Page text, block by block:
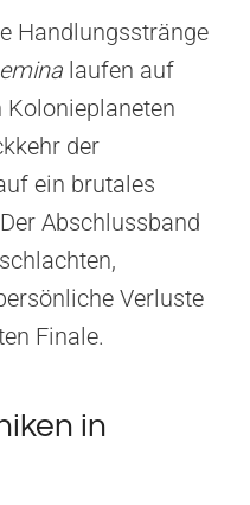
Handlungsstränge
laufen auf
der
ein brutales
Abschlussband
Verluste
Finale.
in